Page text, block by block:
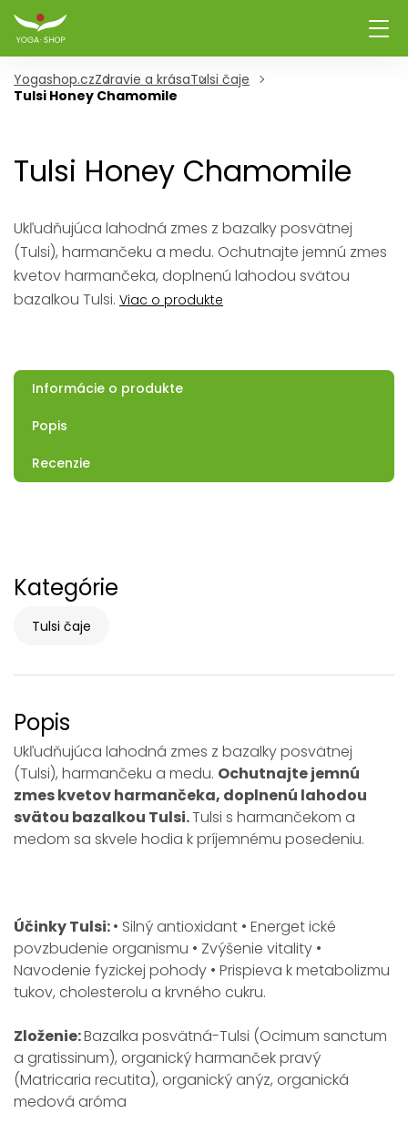
Yogashop.czZdravie a krásaTulsi čaje
Tulsi Honey Chamomile
Tulsi Honey Chamomile
Ukľudňujúca lahodná zmes z bazalky posvätnej
(Tulsi), harmančeku a medu. Ochutnajte jemnú zmes
kvetov harmančeka, doplnenú lahodou svätou
bazalkou Tulsi. Viac o produkte
Informácie o produkte
Popis
Recenzie
Kategórie
Tulsi čaje
Popis
Ukľudňujúca lahodná zmes z bazalky posvätnej
(Tulsi), harmančeku a medu. Ochutnajte jemnú
zmes kvetov harmančeka, doplnenú lahodou
svätou bazalkou Tulsi.Tulsi s harmančekom a
medom sa skvele hodia k príjemnému posedeniu.
Účinky Tulsi:• Silný antioxidant • Energetické
povzbudenie organismu • Zvýšenie vitality •
Navodenie fyzickej pohody • Prispieva k metabolizmu
tukov, cholesterolu a krvného cukru.
Zloženie:Bazalka posvätná-Tulsi (Ocimum sanctum
a gratissinum), organický harmanček pravý
(Matricaria recutita), organický anýz, organická
medová aróma